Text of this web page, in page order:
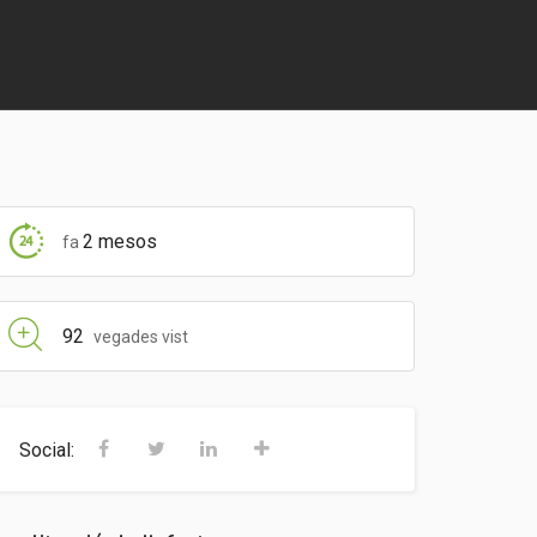
fa 2 mesos
92 vegades vist
Social: